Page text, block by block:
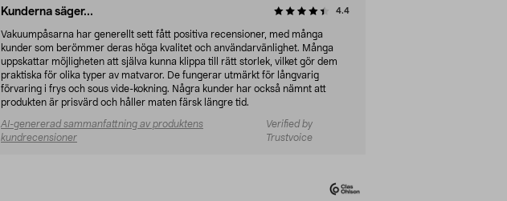
Kunderna säger... 4.4
Vakuumpåsarna har generellt sett fått positiva recensioner, med många
kunder som berömmer deras höga kvalitet och användarvänlighet. Många
uppskattar möjligheten att själva kunna klippa till rätt storlek, vilket gör dem
praktiska för olika typer av matvaror. De fungerar utmärkt för långvarig
förvaring i frys och sous vide-kokning. Några kunder har också nämnt att
produkten är prisvärd och håller maten färsk längre tid.
AI-genererad sammanfattning av produktens
kundrecensioner
Verified by
Trustvoice